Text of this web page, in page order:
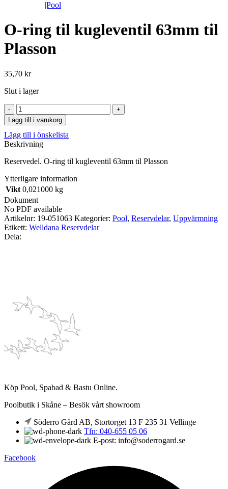
O-ring til kugleventil 63mm til
Plasson
35,70 kr
Slut i lager
O-
ring
til
kugleventil
63mm
Plasson
Lägg till i varukorg
Lägg till i önskelista
Beskrivning
Reservedel. O-ring til kugleventil 63mm til Plasson
Ytterligare information
Vikt 0,021000 kg
Dokument
No PDF available
Artikelnr: 19-051063 Kategorier: Pool, Reservdelar, Uppvärmning
Etikett: Welldana Reservdelar
Dela:
Köp Pool, Spabad & Bastu Online.
Poolbutik i Skåne – Besök vårt showroom
Söderro Gård AB, Stortorget 13 F 235 31 Vellinge
Tfn: 040-655 05 06
E-post: info@soderrogard.se
Facebook